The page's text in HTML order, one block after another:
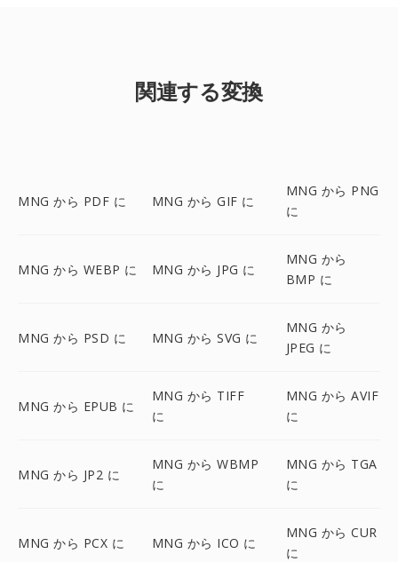
関連する変換
MNG から PDF に MNG から GIF に
MNG から PNG
に
MNG から WEBP に MNG から JPG に
MNG から
BMP に
MNG から PSD に MNG から SVG に
MNG から
JPEG に
MNG から EPUB に
MNG から TIFF
に
MNG から AVIF
に
MNG から JP2 に
MNG から WBMP
に
MNG から TGA
に
MNG から PCX に MNG から ICO に
MNG から CUR
に